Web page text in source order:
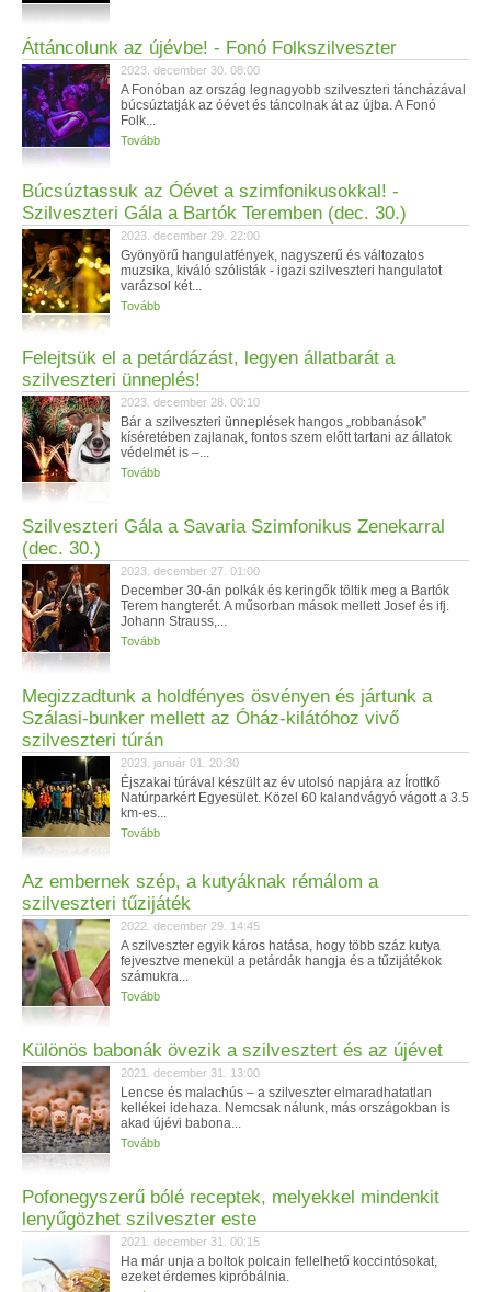
Áttáncolunk az újévbe! - Fonó Folkszilveszter
2023. december 30. 08:00
A Fonóban az ország legnagyobb szilveszteri táncházával
búcsúztatják az óévet és táncolnak át az újba. A Fonó
Folk...
Tovább
Búcsúztassuk az Óévet a szimfonikusokkal! -
Szilveszteri Gála a Bartók Teremben (dec. 30.)
2023. december 29. 22:00
Gyönyörű hangulatfények, nagyszerű és változatos
muzsika, kiváló szólisták - igazi szilveszteri hangulatot
varázsol két...
Tovább
Felejtsük el a petárdázást, legyen állatbarát a
szilveszteri ünneplés!
2023. december 28. 00:10
Bár a szilveszteri ünneplések hangos „robbanások”
kíséretében zajlanak, fontos szem előtt tartani az állatok
védelmét is –...
Tovább
Szilveszteri Gála a Savaria Szimfonikus Zenekarral
(dec. 30.)
2023. december 27. 01:00
December 30-án polkák és keringők töltik meg a Bartók
Terem hangterét. A műsorban mások mellett Josef és ifj.
Johann Strauss,...
Tovább
Megizzadtunk a holdfényes ösvényen és jártunk a
Szálasi-bunker mellett az Óház-kilátóhoz vivő
szilveszteri túrán
2023. január 01. 20:30
Éjszakai túrával készült az év utolsó napjára az Írottkő
Natúrparkért Egyesület. Közel 60 kalandvágyó vágott a 3.5
km-es...
Tovább
Az embernek szép, a kutyáknak rémálom a
szilveszteri tűzijáték
2022. december 29. 14:45
A szilveszter egyik káros hatása, hogy több száz kutya
fejvesztve menekül a petárdák hangja és a tűzijátékok
számukra...
Tovább
Különös babonák övezik a szilvesztert és az újévet
2021. december 31. 13:00
Lencse és malachús – a szilveszter elmaradhatatlan
kellékei idehaza. Nemcsak nálunk, más országokban is
akad újévi babona...
Tovább
Pofonegyszerű bólé receptek, melyekkel mindenkit
lenyűgözhet szilveszter este
2021. december 31. 00:15
Ha már unja a boltok polcain fellelhető koccintósokat,
ezeket érdemes kipróbálnia.